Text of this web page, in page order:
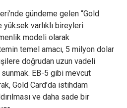
gündeme gelen “Gold
yüksek varlıklı bireyleri
modeli olarak
temel amacı, 5 milyon dolar
doğrudan uzun vadeli
sunmak. EB-5 gibi mevcut
Gold Card’da istihdam
ve daha sade bir